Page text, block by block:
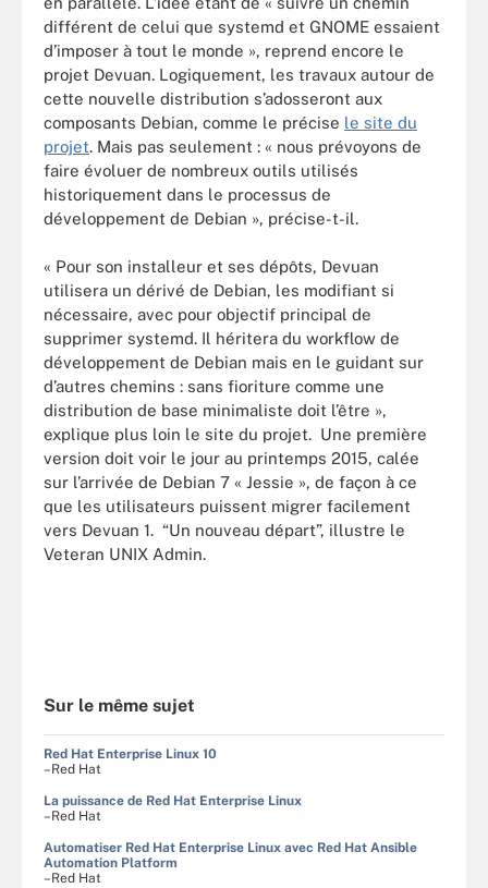
différent de celui que systemd et GNOME essaient
d’imposer à tout le monde », reprend encore le
projet Devuan. Logiquement, les travaux autour de
cette nouvelle distribution s’adosseront aux
composants Debian, comme le précise le site du
projet. Mais pas seulement : « nous prévoyons de
faire évoluer de nombreux outils utilisés
historiquement dans le processus de
développement de Debian », précise-t-il.
« Pour son installeur et ses dépôts, Devuan
utilisera un dérivé de Debian, les modifiant si
nécessaire, avec pour objectif principal de
supprimer systemd. Il héritera du workflow de
développement de Debian mais en le guidant sur
d’autres chemins : sans fioriture comme une
distribution de base minimaliste doit l’être »,
explique plus loin le site du projet. Une première
version doit voir le jour au printemps 2015, calée
sur l’arrivée de Debian 7 « Jessie », de façon à ce
que les utilisateurs puissent migrer facilement
vers Devuan 1. “Un nouveau départ”, illustre le
Veteran UNIX Admin.
Sur le même sujet
Red Hat Enterprise Linux 10
–Red Hat
La puissance de Red Hat Enterprise Linux
–Red Hat
Automatiser Red Hat Enterprise Linux avec Red Hat Ansible
Automation Platform
–Red Hat